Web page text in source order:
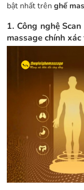
bật nhất trên ghế
1. Công nghệ
massage chính